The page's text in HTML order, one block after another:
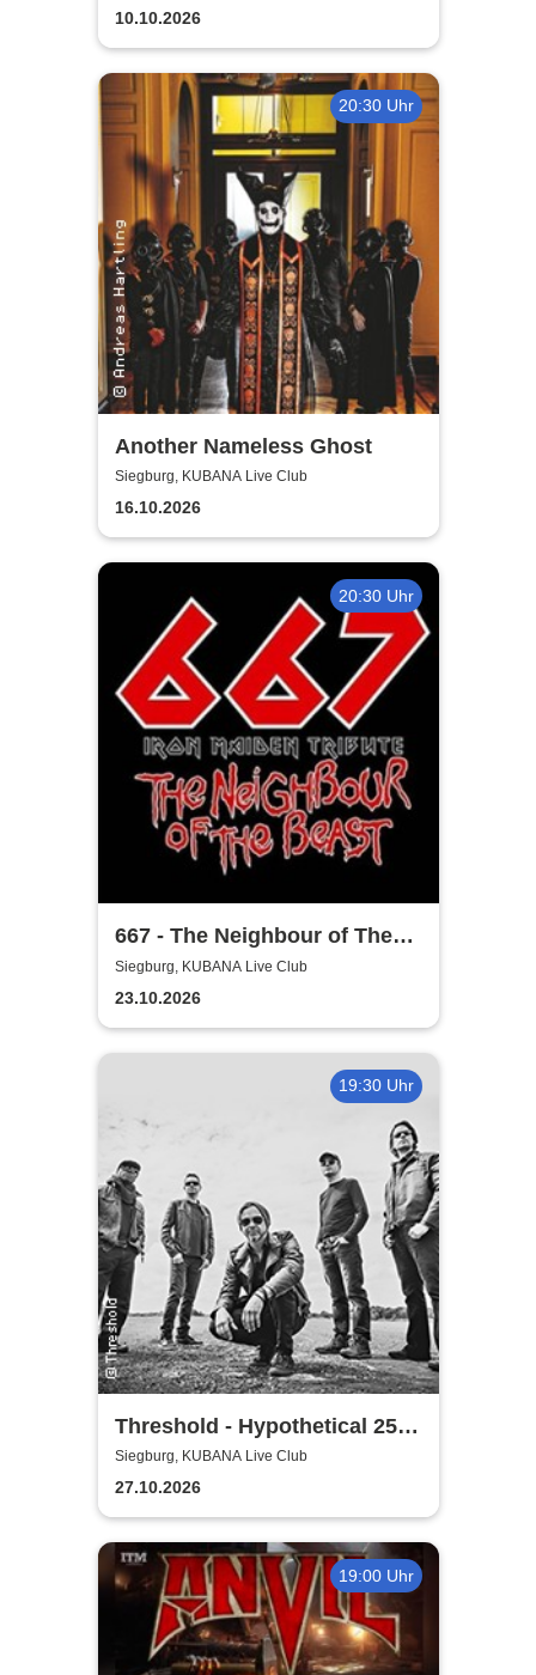
10.10.2026
20:30 Uhr
Another Nameless Ghost
Siegburg, KUBANA Live Club
16.10.2026
20:30 Uhr
667 - The Neighbour of The
Beast
Siegburg, KUBANA Live Club
23.10.2026
19:30 Uhr
Threshold - Hypothetical 25th
Anniversary Tour
Siegburg, KUBANA Live Club
27.10.2026
19:00 Uhr